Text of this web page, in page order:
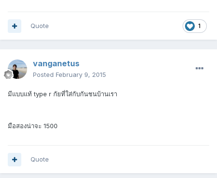
1
Quote
vanganetus
Posted February 9, 2015
มีแบบแท้ type r กัยที่ใส่กับกันชนบ้านเรา
มือสองน่าจะ 1500
Quote